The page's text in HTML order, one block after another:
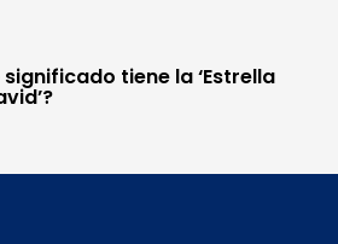
significado tiene la ‘Estrella